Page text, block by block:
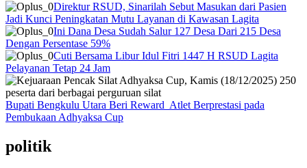
Direktur RSUD, Sinarilah Sebut Masukan dari Pasien
Jadi Kunci Peningkatan Mutu Layanan di Kawasan Lagita
Ini Dana Desa Sudah Salur 127 Desa Dari 215 Desa
Dengan Persentase 59%
Cuti Bersama Libur Idul Fitri 1447 H RSUD Lagita
Pelayanan Tetap 24 Jam
Bupati Bengkulu Utara Beri Reward Atlet Berprestasi pada
Pembukaan Adhyaksa Cup
politik